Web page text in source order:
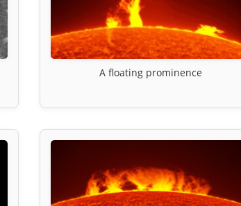
A floating prominence